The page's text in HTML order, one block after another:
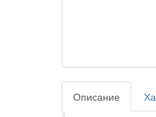
Описание